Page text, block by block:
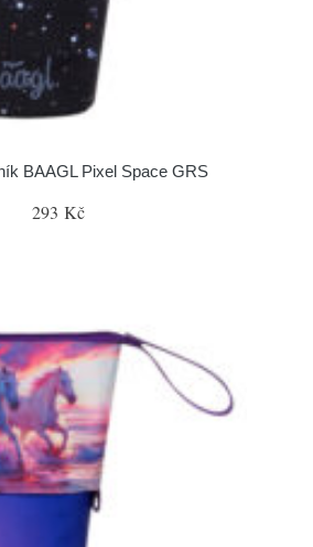
BAAGL Pixel Space GRS
293 Kč